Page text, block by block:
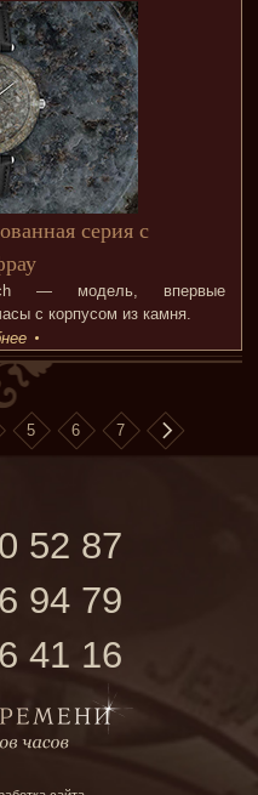
серия с
— модель, впервые
с корпусом из камня.
5 6 7
52 87
94 79
41 16